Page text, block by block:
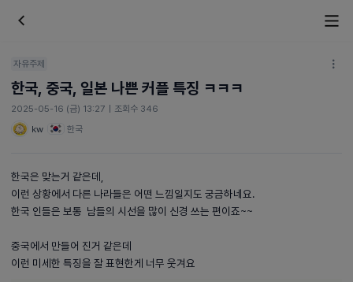
자유주제
한국, 중국, 일본 나쁜 커플 특징 ㅋㅋㅋ
2025-05-16 (금) 13:27 | 조회수 346
kw
한국
한국은 맞는거 같은데,
이런 상황에서 다른 나라들은 어떤 느낌일지도 궁금하네요.
한국 인들은 보통 남들의 시선을 많이 신경 쓰는 편이죠~~
중국에서 만들어 진거 같은데
이런 미세한 특징을 잘 표현한게 너무 웃겨요